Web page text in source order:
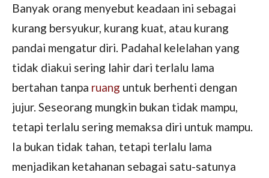
Banyak orang menyebut keadaan ini sebagai
kurang bersyukur, kurang kuat, atau kurang
pandai mengatur diri. Padahal kelelahan yang
tidak diakui sering lahir dari terlalu lama
bertahan tanpa ruang untuk berhenti dengan
jujur. Seseorang mungkin bukan tidak mampu,
tetapi terlalu sering memaksa diri untuk mampu.
Ia bukan tidak tahan, tetapi terlalu lama
menjadikan ketahanan sebagai satu-satunya